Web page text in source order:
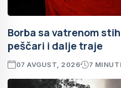
Borba sa vatrenom
peščari i dalje traje
07 AVGUST, 2026 7